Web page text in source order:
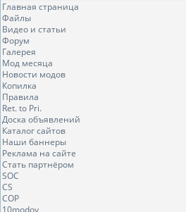
Главная страница
Файлы
Видео и статьи
Форум
Галерея
Мод месяца
Новости модов
Копилка
Правила
Ret. to Pri.
Доска объявлений
Каталог сайтов
Наши баннеры
Реклама на сайте
Стать партнёром
SOC
CS
COP
10modov